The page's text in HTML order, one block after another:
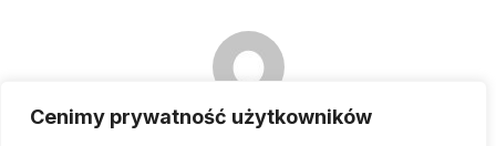
Cenimy prywatność użytkowników
POST AUTHOR